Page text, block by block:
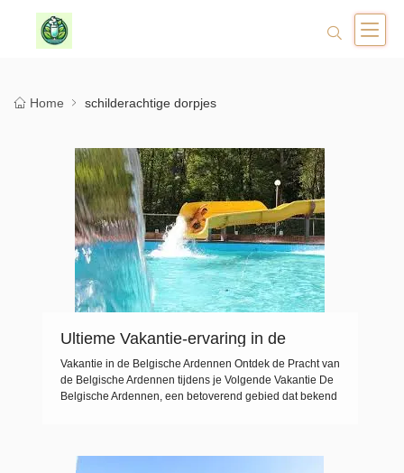
Home schilderachtige dorpjes
Ultieme Vakantie-ervaring in de
Belgische Ardennen: Natuur, Avontuur
en Cultuur!
Vakantie in de Belgische Ardennen Ontdek de Pracht van
de Belgische Ardennen tijdens je Volgende Vakantie De
Belgische Ardennen, een betoverend gebied dat bekend
zoek bent naar rust en natuur […]